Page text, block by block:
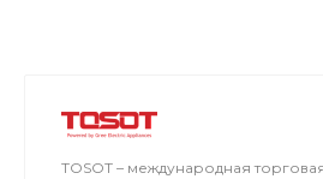
TOSOT – международная